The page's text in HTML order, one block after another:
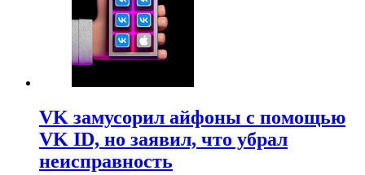
VK замусорил айфоны с помощью
VK ID, но заявил, что убрал
неисправность